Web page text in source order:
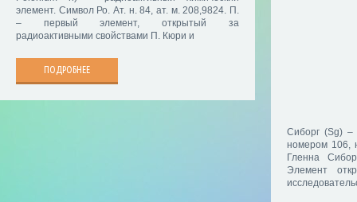
элемент. Символ Ро. Ат. н. 84, ат. м. 208,9824. П.
– первый элемент, открытый за
радиоактивными свойствами П. Кюри и
ПОДРОБНЕЕ
Сиборг (Sg) –
номером 106,
Гленна
Элемент